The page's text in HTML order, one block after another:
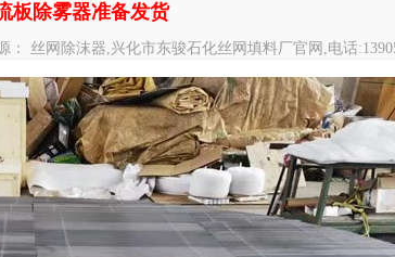
板除雾器准备发货
： 丝网除沫器,兴化市东骏石化丝网填料厂官网,电话